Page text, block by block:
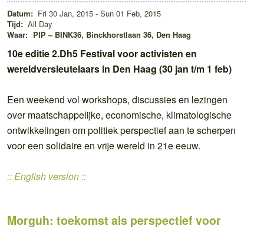
Datum: Fri 30 Jan, 2015 - Sun 01 Feb, 2015
Tijd: All Day
Waar: PIP – BINK36, Binckhorstlaan 36, Den Haag
10e editie 2.Dh5 Festival voor activisten en
wereldversleutelaars in Den Haag (30 jan t/m 1 feb)
Een weekend vol workshops, discussies en lezingen
over maatschappelijke, economische, klimatologische
ontwikkelingen om politiek perspectief aan te scherpen
voor een solidaire en vrije wereld in 21e eeuw.
:: English version ::
Morguh: toekomst als perspectief voor